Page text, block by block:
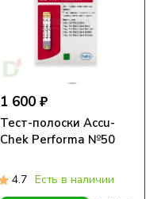
1 600 ₽
Тест-полоски Accu-
Chek Performa №50
4.7 Есть в наличии